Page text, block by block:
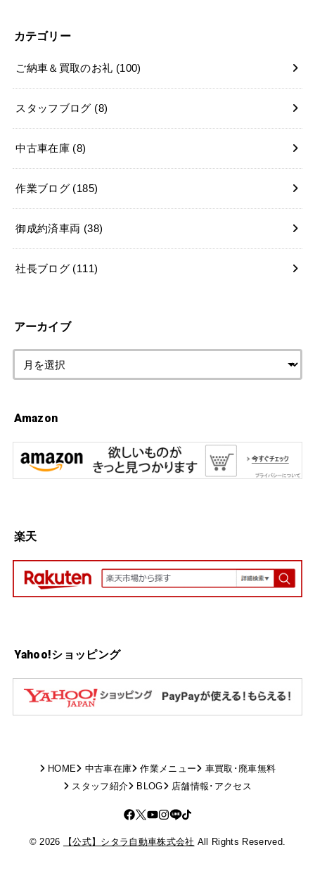
カテゴリー
ご納車＆買取のお礼 (100)
スタッフブログ (8)
中古車在庫 (8)
作業ブログ (185)
御成約済車両 (38)
社長ブログ (111)
アーカイブ
Amazon
楽天
Yahoo!ショッピング
HOME 中古車在庫 作業メニュー
車買取･廃車無料
スタッフ紹介
BLOG 店舗情報･アクセス
© 2026 【公式】シタラ自動車株式会社 All Rights Reserved.